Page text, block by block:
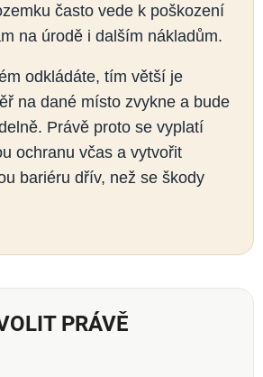
často vede k poškození
na úrodě i dalším nákladům.
odkládáte, tím větší je
na dané místo zvykne a bude
Právě proto se vyplatí
ochranu včas a vytvořit
bariéru dřív, než se škody
PRÁVĚ